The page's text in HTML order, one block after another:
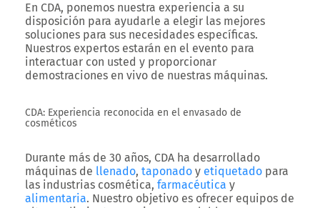
En CDA, ponemos nuestra experiencia a su
disposición para ayudarle a elegir las mejores
soluciones para sus necesidades específicas.
Nuestros expertos estarán en el evento para
interactuar con usted y proporcionar
demostraciones en vivo de nuestras máquinas.
CDA: Experiencia reconocida en el envasado de
cosméticos
Durante más de 30 años, CDA ha desarrollado
máquinas de llenado, taponado y etiquetado para
las industrias cosmética, farmacéutica y
alimentaria. Nuestro objetivo es ofrecer equipos de